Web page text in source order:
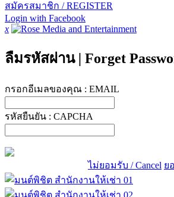
สมัครสมาชิก / REGISTER
Login with Facebook
x
ลืมรหัสผ่าน | Forget
กรอกอีเมลของคุณ : EMAIL
รหัสยืนยัน : CAPCHA
ไม่ยอมรับ / Cancel ย